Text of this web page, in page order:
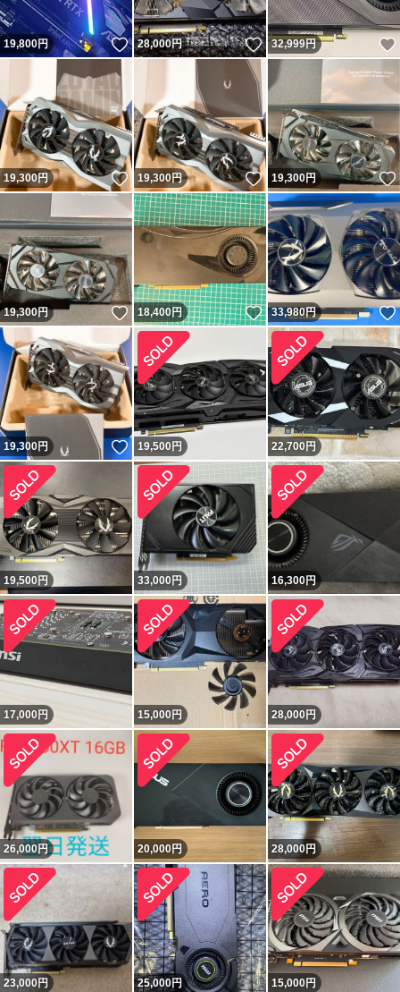
19,800円 いいね！
28,000円 いいね！
32,999円
19,300円 いいね！
19,300円 いいね！
19,300円
19,300円 いいね！
18,400円 いいね！
33,980円
19,300円 いいね！
19,500円 22,700円
19,500円 33,000円 16,300円
17,000円 15,000円 28,000円
26,000円 20,000円 28,000円
23,000円 25,000円 15,000円